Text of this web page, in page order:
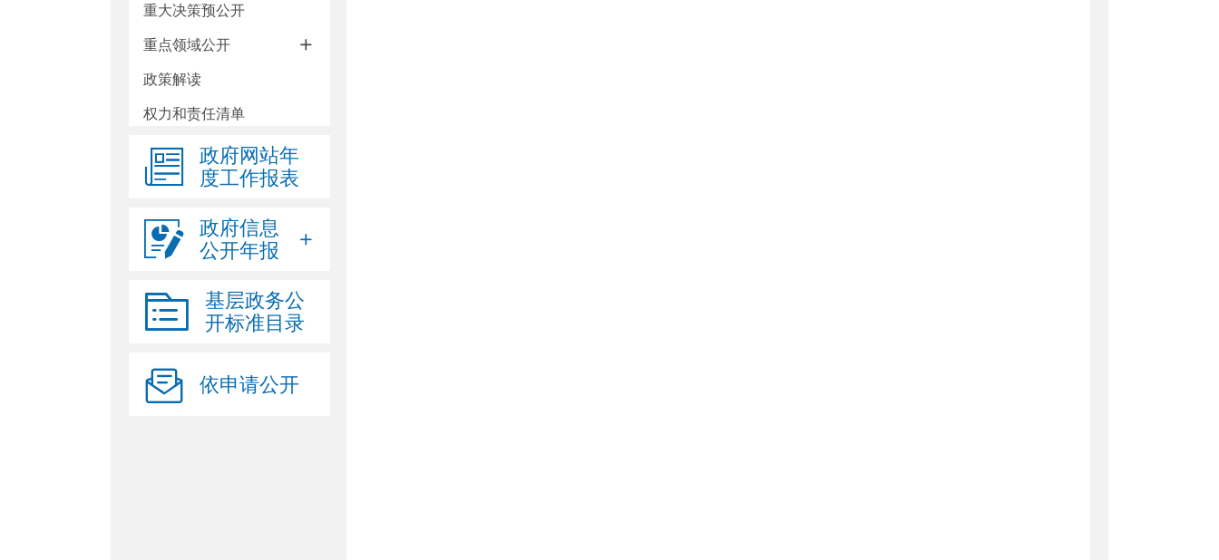
重大决策预公开
重点领域公开
政策解读
权力和责任清单
政府采购
生态环境
义务教育
医疗卫生
招考录用
乡村振兴
政府网站年
度工作报表
政府信息
公开年报
基层政务公
开标准目录
依申请公开